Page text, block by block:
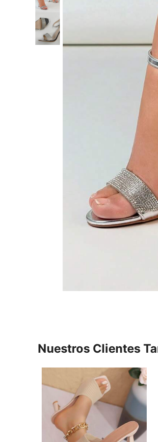
Nuestros Clientes